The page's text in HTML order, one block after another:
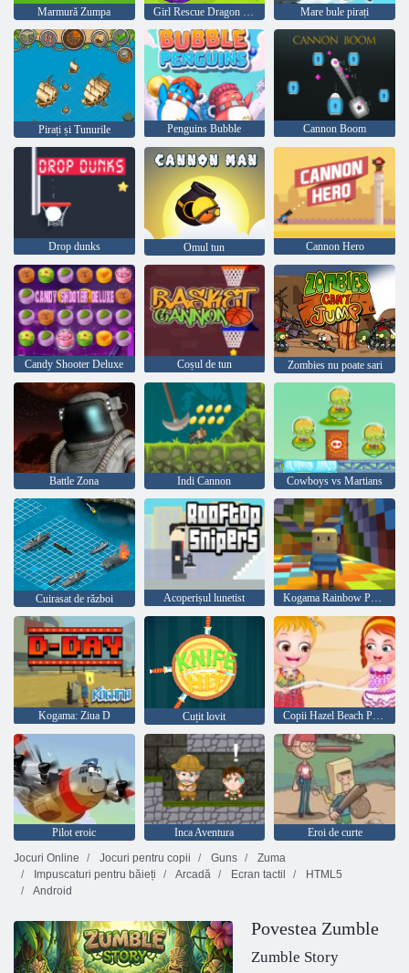
Marmură Zumpa Girl Rescue Dragon Out Mare bule pirați
Pirați și Tunurile Penguins Bubble Cannon Boom
Drop dunks Omul tun Cannon Hero
Candy Shooter Deluxe Coșul de tun Zombies nu poate sari
Battle Zona Indi Cannon Cowboys vs Martians
Cuirasat de război Acoperișul lunetist
Kogama: Ziua D Cuțit lovit
Pilot eroic Inca Aventura
Eroi de curte
Jocuri Online
Jocuri pentru copii Guns
Zuma
Impuscaturi pentru băieți
Arcadă Ecran tactil
HTML5
Android
Povestea Zumble
Zumble Story